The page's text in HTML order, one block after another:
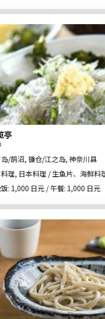
亭
/鹄沼, 镰仓/江之岛, 神奈川县
理, 日本料理 / 生鱼片、海鲜料
: 1,000 日元 / 午餐: 1,000 日元